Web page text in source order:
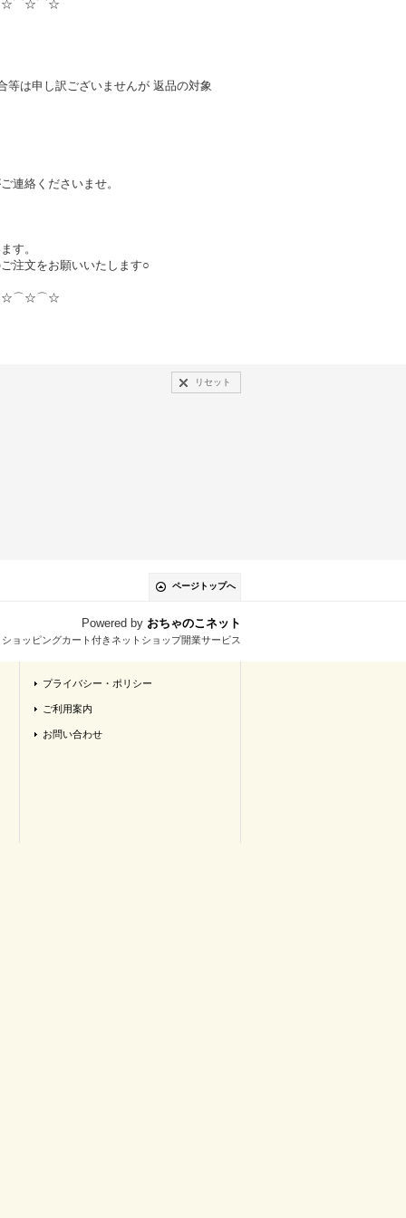
等は申し訳ございませんが 返品の対象
連絡くださいませ。
す。
注文をお願いいたします○
リセット
ページトップへ
Powered by おちゃのこネット
ョッピングカート付きネットショップ開業サービス
プライバシー・ポリシー
ご利用案内
お問い合わせ